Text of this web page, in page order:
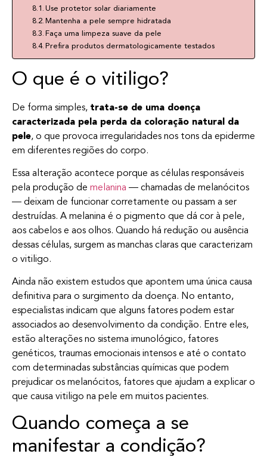
Use protetor solar diariamente
Mantenha a pele sempre hidratada
Faça uma limpeza suave da pele
Prefira produtos dermatologicamente testados
O que é o vitiligo?
De forma simples, trata-se de uma doença
caracterizada pela perda da coloração natural da
pele, o que provoca irregularidades nos tons da epiderme
em diferentes regiões do corpo.
Essa alteração acontece porque as células responsáveis
pela produção de melanina — chamadas de melanócitos
— deixam de funcionar corretamente ou passam a ser
destruídas. A melanina é o pigmento que dá cor à pele,
aos cabelos e aos olhos. Quando há redução ou ausência
dessas células, surgem as manchas claras que caracterizam
o vitiligo.
Ainda não existem estudos que apontem uma única causa
definitiva para o surgimento da doença. No entanto,
especialistas indicam que alguns fatores podem estar
associados ao desenvolvimento da condição. Entre eles,
estão alterações no sistema imunológico, fatores
genéticos, traumas emocionais intensos e até o contato
com determinadas substâncias químicas que podem
prejudicar os melanócitos, fatores que ajudam a explicar o
que causa vitiligo na pele em muitos pacientes.
Quando começa a se
manifestar a condição?